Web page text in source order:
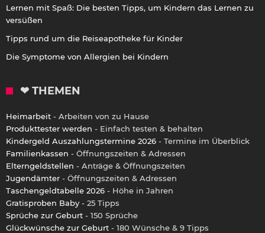
Lernen mit Spaß: Die besten Tipps, um Kindern das Lernen zu
versüßen
Tipps rund um die Reiseapotheke für Kinder
Die Symptome von Allergien bei Kindern
❤ THEMEN
Heimarbeit - Arbeiten von zu Hause
Produkttester werden - Einfach testen & behalten
Kindergeld Auszahlungstermine 2026 - Termine im Überblick
Familienkassen - Öffnungszeiten & Adressen
Elterngeldstellen - Anträge & Öffnungszeiten
Jugendämter - Öffnungszeiten & Adressen
Taschengeldtabelle 2026 - Höhe in Jahren
Gratisproben Baby - 25 Tipps
Sprüche zur Geburt - 150 Sprüche
Glückwünsche zur Geburt - 180 Wünsche & 9 Tipps